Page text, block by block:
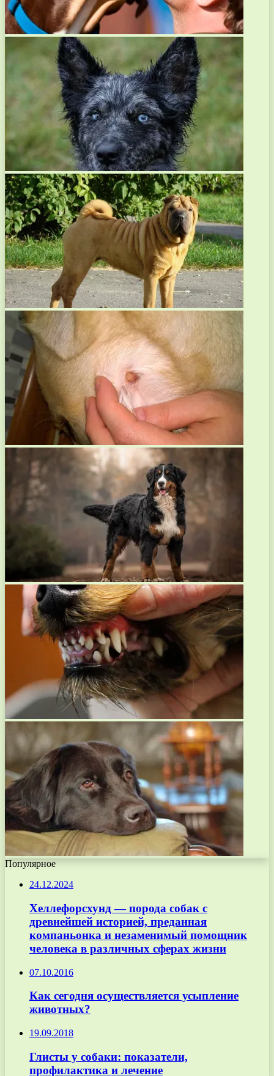
Популярное
24.12.2024
Хеллефорсхунд — порода собак с
древнейшей историей, преданная
компаньонка и незаменимый помощник
человека в различных сферах жизни
07.10.2016
Как сегодня осуществляется усыпление
животных?
19.09.2018
Глисты у собаки: показатели,
профилактика и лечение